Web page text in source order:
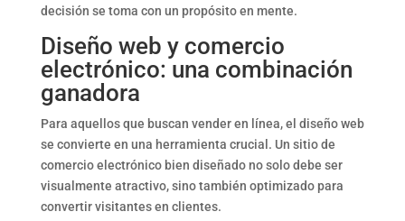
decisión se toma con un propósito en mente.
Diseño web y comercio
electrónico: una combinación
ganadora
Para aquellos que buscan vender en línea, el diseño web
se convierte en una herramienta crucial. Un sitio de
comercio electrónico bien diseñado no solo debe ser
visualmente atractivo, sino también optimizado para
convertir visitantes en clientes.